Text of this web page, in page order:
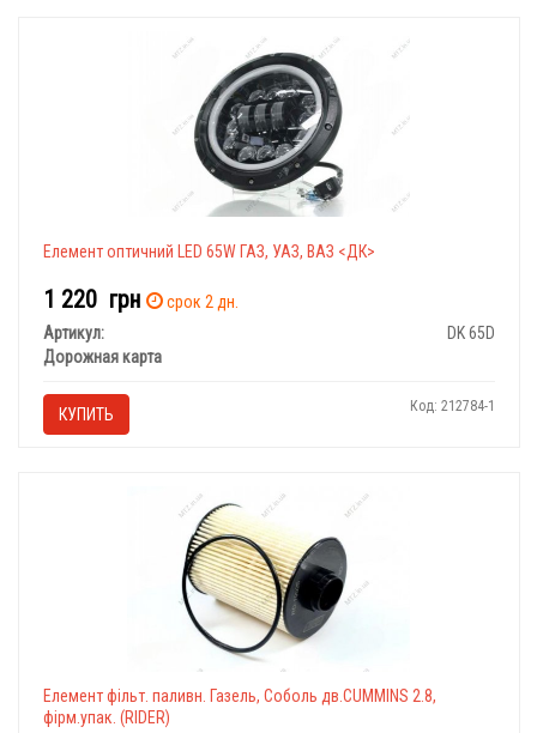
Елемент оптичний LED 65W ГАЗ, УАЗ, ВАЗ <ДК>
1 220 грн
срок 2 дн.
Артикул:
DK 65D
Дорожная карта
КУПИТЬ Код: 212784-1
Елемент фільт. паливн. Газель, Соболь дв.CUMMINS 2.8,
фірм.упак. (RIDER)